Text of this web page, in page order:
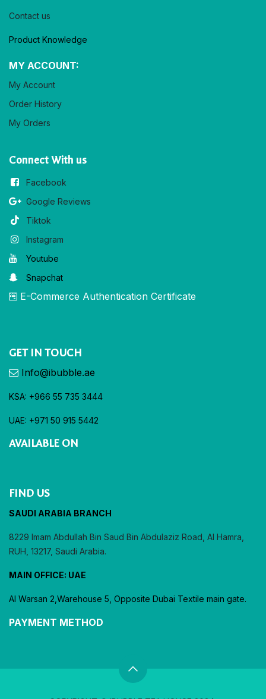
Contact us
Product Knowledge
MY ACCOUNT:
My Account
Order History
My Orders
Connect With us
Facebook
Google Reviews
Tiktok
Instagram
Youtube
Snapchat
E-Commerce Authentication Certificate
GET IN TOUCH
Info@ibubble.ae
KSA: +966 55 735 3444
UAE: +971 50 915 5442
AVAILABLE ON
FIND US
SAUDI ARABIA BRANCH
8229 Imam Abdullah Bin Saud Bin Abdulaziz Road, Al Hamra,
RUH, 13217, Saudi Arabia.
MAIN OFFICE: UAE
Al Warsan 2,Warehouse 5, Opposite Dubai Textile main gate.
PAYMENT METHOD